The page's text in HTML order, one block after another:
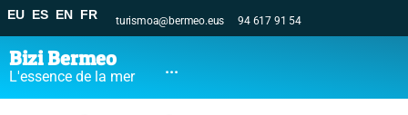
EU ES EN FR turismoa@bermeo.eus 94 617 91 54
Bizi Bermeo
L'essence de la mer ...